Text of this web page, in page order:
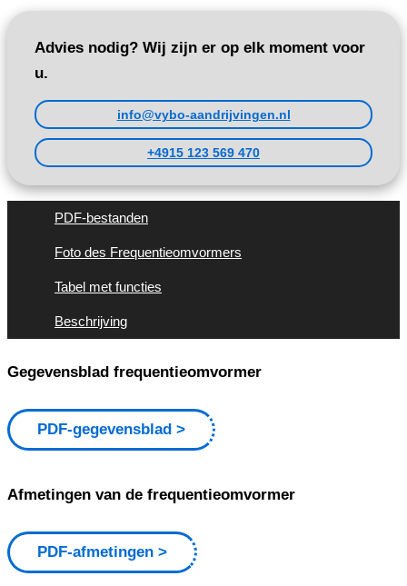
Advies nodig? Wij zijn er op elk moment voor
u.
info@vybo-aandrijvingen.nl
+4915 123 569 470
PDF-bestanden
Foto des Frequentieomvormers
Tabel met functies
Beschrijving
Gegevensblad frequentieomvormer
PDF-gegevensblad
Afmetingen van de frequentieomvormer
PDF-afmetingen